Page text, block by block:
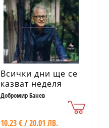
Всички дни ще се
казват неделя
Добромир Банев
10.23 € / 20.01 ЛВ.